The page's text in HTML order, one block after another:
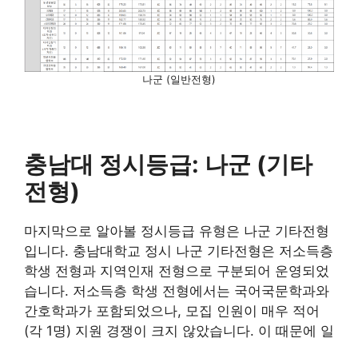
나군 (일반전형)
충남대 정시등급: 나군 (기타
전형)
마지막으로 알아볼 정시등급 유형은 나군 기타전형
입니다. 충남대학교 정시 나군 기타전형은 저소득층
학생 전형과 지역인재 전형으로 구분되어 운영되었
습니다. 저소득층 학생 전형에서는 국어국문학과와
간호학과가 포함되었으나, 모집 인원이 매우 적어
(각 1명) 지원 경쟁이 크지 않았습니다. 이 때문에 일